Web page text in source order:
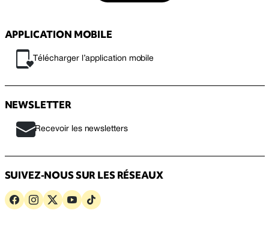
APPLICATION MOBILE
Télécharger l’application mobile
NEWSLETTER
Recevoir les newsletters
SUIVEZ-NOUS SUR LES RÉSEAUX